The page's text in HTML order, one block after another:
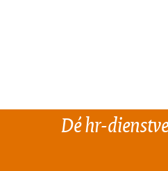
Dé hr-